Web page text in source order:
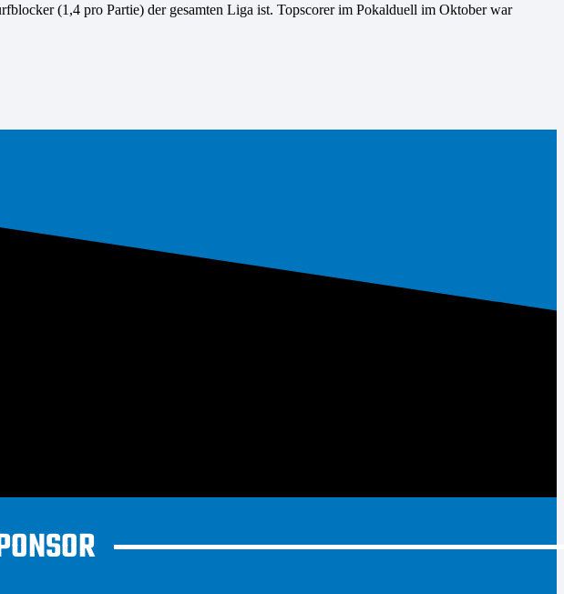
(1,4 pro Partie) der gesamten Liga ist. Topscorer im Pokalduell im Oktober war